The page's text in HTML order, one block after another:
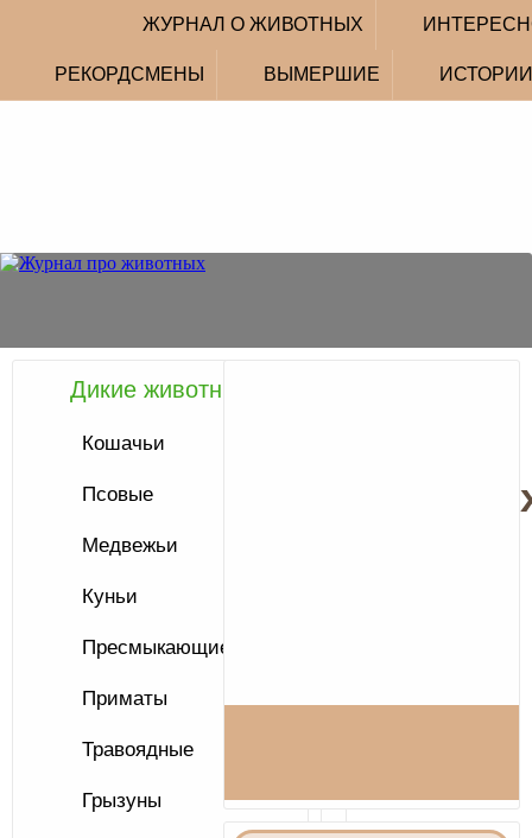
ЖУРНАЛ О ЖИВОТНЫХ
РЕКОРДСМЕНЫ ВЫМЕРШИЕ ИСТОРИИ
окунуться
в
Дикие животные
Кошачьи
Псовые
Медвежьи
Куньи
Пресмыкающиеся
Приматы
Травоядные
Грызуны